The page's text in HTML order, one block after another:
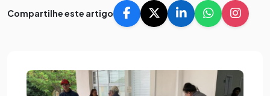
Compartilhe este artigo